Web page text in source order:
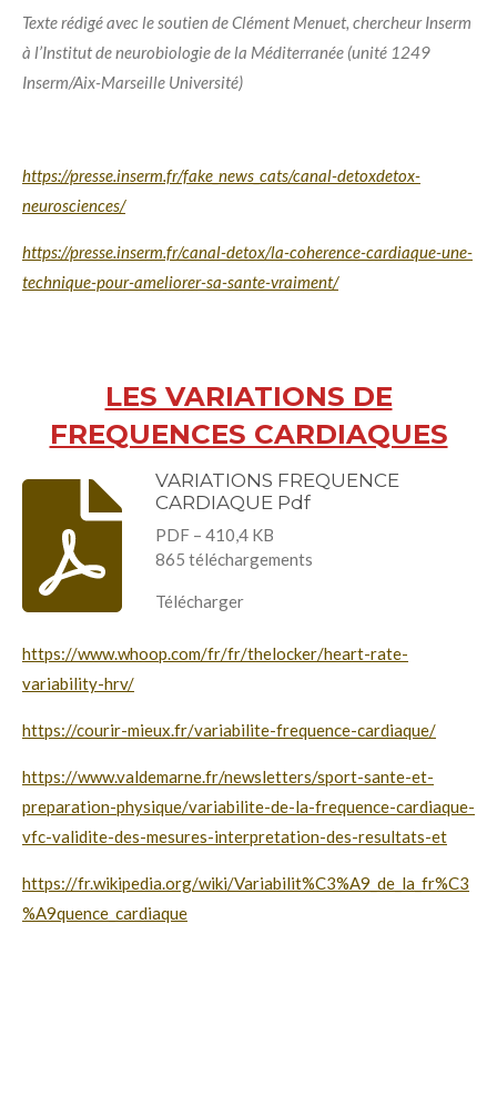
Texte rédigé avec le soutien de Clément Menuet, chercheur Inserm
à l’Institut de neurobiologie de la Méditerranée (unité 1249
Inserm/Aix-Marseille Université)
https://presse.inserm.fr/fake_news_cats/canal-detoxdetox-
neurosciences/
https://presse.inserm.fr/canal-detox/la-coherence-cardiaque-une-
technique-pour-ameliorer-sa-sante-vraiment/
LES VARIATIONS DE
FREQUENCES CARDIAQUES
VARIATIONS FREQUENCE
CARDIAQUE Pdf
PDF – 410,4 KB
865 téléchargements
Télécharger
https://www.whoop.com/fr/fr/thelocker/heart-rate-
variability-hrv/
https://courir-mieux.fr/variabilite-frequence-cardiaque/
https://www.valdemarne.fr/newsletters/sport-sante-et-
preparation-physique/variabilite-de-la-frequence-cardiaque-
vfc-validite-des-mesures-interpretation-des-resultats-et
https://fr.wikipedia.org/wiki/Variabilit%C3%A9_de_la_fr%C3
%A9quence_cardiaque